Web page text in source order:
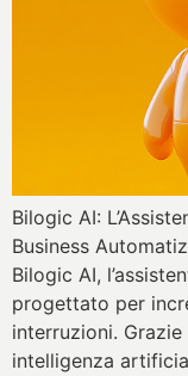
Bilogic AI:
Business
Bilogic AI,
progettato per
interruzioni.
intelligenza